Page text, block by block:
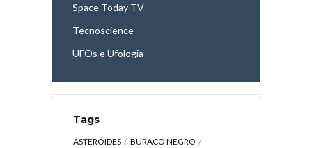
Space Today TV
Tecnoscience
UFOs e Ufologia
Tags
ASTERÓIDES
BURACO NEGRO